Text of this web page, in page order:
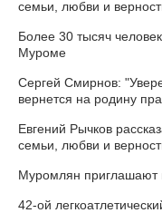
семьи, любви и
Более 30 тысяч
Муроме
Сергей Смирнов:
вернется на родину
Евгений Рычков
семьи, любви и
Муромлян приглашают
42-ой